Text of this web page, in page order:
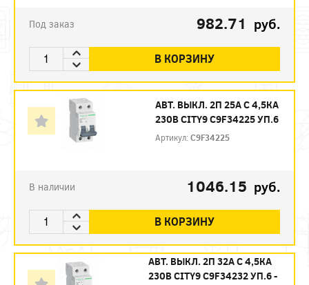
Под заказ 982.71 руб.
В КОРЗИНУ
АВТ. ВЫКЛ. 2П 25А С 4,5КА
230В CITY9 C9F34225 УП.6
Артикул:C9F34225
В наличии 1046.15 руб.
В КОРЗИНУ
АВТ. ВЫКЛ. 2П 32А С 4,5КА
230В CITY9 C9F34232 УП.6 -